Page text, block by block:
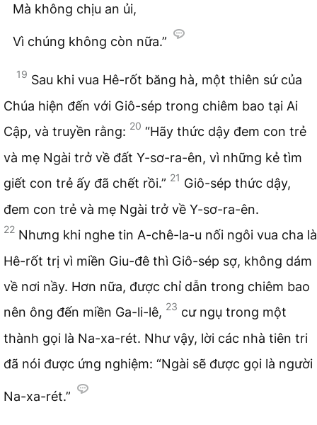
Mà không chịu an ủi,
Vì chúng không còn nữa.”
19 Sau khi vua Hê-rốt băng hà, một thiên sứ của
Chúa hiện đến với Giô-sép trong chiêm bao tại Ai
Cập, và truyền rằng: 20 “Hãy thức dậy đem con trẻ
và mẹ Ngài trở về đất Y-sơ-ra-ên, vì những kẻ tìm
giết con trẻ ấy đã chết rồi.” 21 Giô-sép thức dậy,
đem con trẻ và mẹ Ngài trở về Y-sơ-ra-ên.
22 Nhưng khi nghe tin A-chê-la-u nối ngôi vua cha là
Hê-rốt trị vì miền Giu-đê thì Giô-sép sợ, không dám
về nơi nầy. Hơn nữa, được chỉ dẫn trong chiêm bao
nên ông đến miền Ga-li-lê, 23 cư ngụ trong một
thành gọi là Na-xa-rét. Như vậy, lời các nhà tiên tri
đã nói được ứng nghiệm: “Ngài sẽ được gọi là người
Na-xa-rét.”